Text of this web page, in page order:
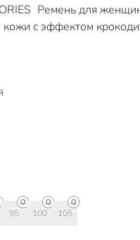
Ремень для
кожи с эффектом
95 100 105